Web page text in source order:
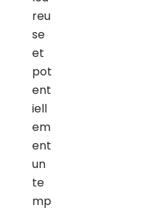
reu
se
et
pot
ent
iell
em
ent
un
te
mp